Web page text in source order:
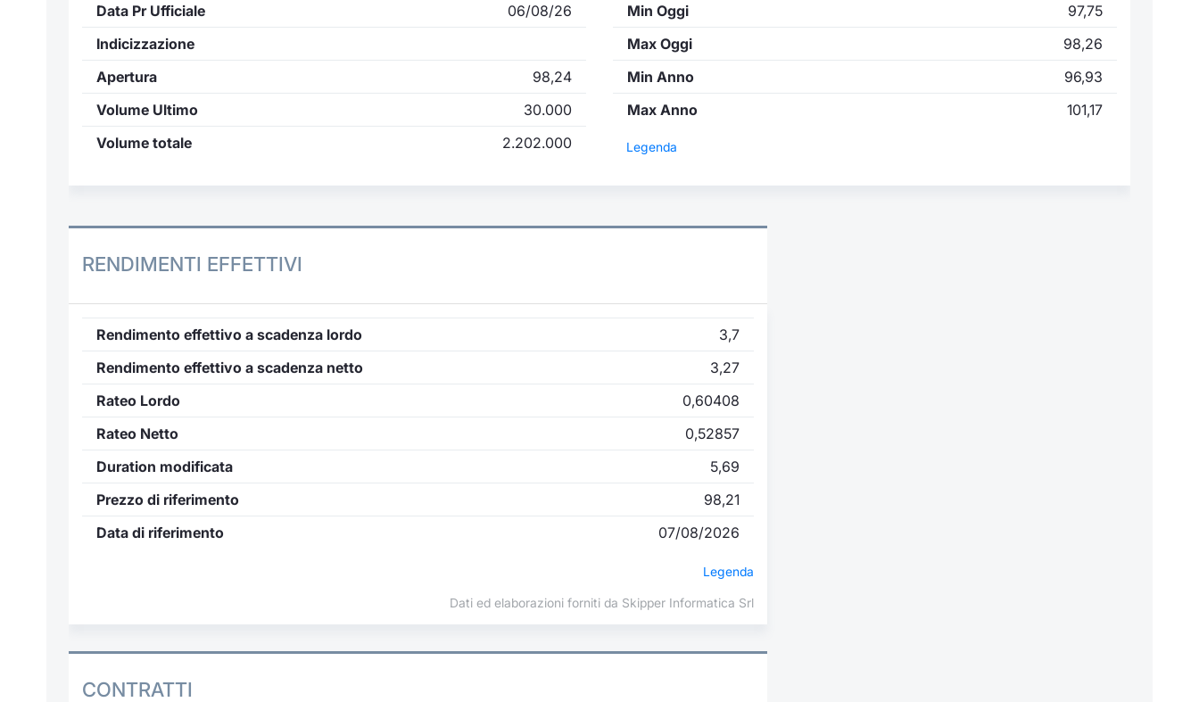
Data Pr Ufficiale
06/08/26
Indicizzazione
Apertura
98,24
Volume Ultimo
30.000
Volume totale
2.202.000
Min Oggi
97,75
Max Oggi
98,26
Min Anno
96,93
Max Anno
101,17
Legenda
RENDIMENTI EFFETTIVI
Rendimento effettivo a scadenza lordo
3,7
Rendimento effettivo a scadenza netto
3,27
Rateo Lordo
0,60408
Rateo Netto
0,52857
Duration modificata
5,69
Prezzo di riferimento
98,21
Data di riferimento
07/08/2026
Legenda
Dati ed elaborazioni forniti da Skipper Informatica Srl
CONTRATTI